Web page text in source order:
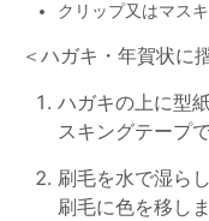
クリップ又はマス
＜ハガキ・年賀状に
ハガキの上に型
スキングテープ
刷毛を水で湿ら
刷毛に色を移しま